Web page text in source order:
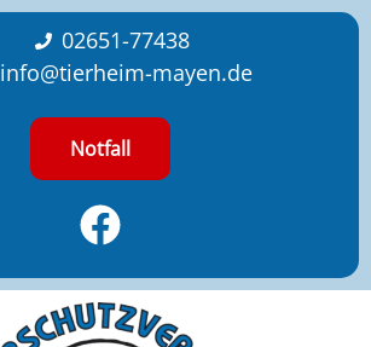
02651-77438
info@tierheim-mayen.de
Notfall